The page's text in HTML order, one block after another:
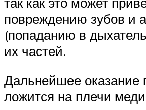
повреждению зубов и
(попаданию в
их частей.
Дальнейшее оказание
ложится на плечи